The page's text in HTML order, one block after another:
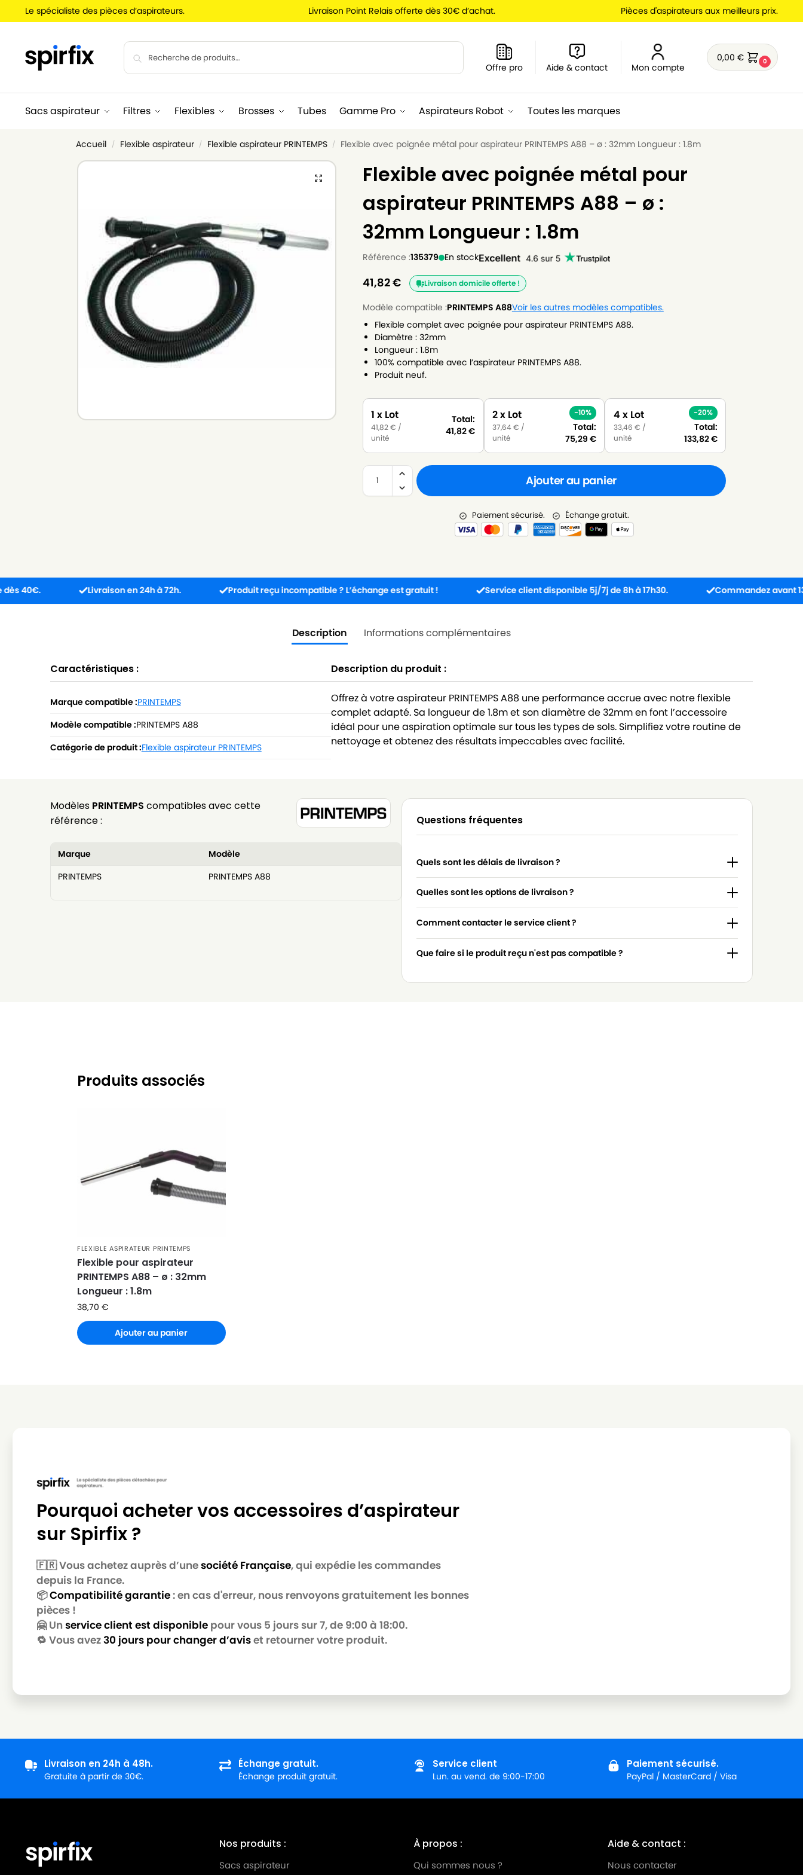
Le spécialiste des pièces d’aspirateurs. Livraison Point Relais offerte dès 30€ d’achat. Pièces d'aspirateurs aux meilleurs prix.
Offre pro Aide & contact Mon compte
0,00€ 0
Sacs aspirateur Filtres Flexibles Brosses Tubes Gamme Pro Aspirateurs Robot Toutes les marques
Accueil / Flexible aspirateur / Flexible aspirateur PRINTEMPS / Flexible avec poignée métal pour aspirateur PRINTEMPS A88 – ø : 32mm Longueur : 1.8m
Flexible avec poignée métal pour
aspirateur PRINTEMPS A88 – ø :
32mm Longueur : 1.8m
Référence :135379 En stock
41,82€ Livraison domicile offerte !
Modèle compatible :PRINTEMPS A88Voir les autres modèles compatibles.
Flexible complet avec poignée pour aspirateur PRINTEMPS A88.
Diamètre : 32mm
Longueur : 1.8m
100% compatible avec l’aspirateur PRINTEMPS A88.
Produit neuf.
1 x Lot
41,82€ /
unité
Total:
41,82€
2 x Lot
37,64€ /
unité
-10%
Total:
75,29 €
4 x Lot
33,46 € /
unité
-20%
Total:
133,82€
Ajouter au panier
Paiement sécurisé. Échange gratuit.
Livraison en 24h à 72h. Produit reçu incompatible ? L’échange est gratuit ! Service client disponible 5j/7j de 8h à 17h30. Commandez avant 13h :
Description Informations complémentaires
Caractéristiques :
Marque compatible :PRINTEMPS
Modèle compatible :PRINTEMPS A88
Catégorie de produit :Flexible aspirateur PRINTEMPS
Description du produit :
Offrez à votre aspirateur PRINTEMPS A88 une performance accrue avec notre flexible
complet adapté. Sa longueur de 1.8m et son diamètre de 32mm en font l’accessoire
idéal pour une aspiration optimale sur tous les types de sols. Simplifiez votre routine de
nettoyage et obtenez des résultats impeccables avec facilité.
Modèles PRINTEMPS compatibles avec cette
référence :
Marque
Modèle
PRINTEMPS
PRINTEMPS A88
Questions fréquentes
Quels sont les délais de livraison ?
Quelles sont les options de livraison ?
Comment contacter le service client ?
Que faire si le produit reçu n'est pas compatible ?
Produits associés
FLEXIBLE ASPIRATEUR PRINTEMPS
Flexible pour aspirateur
PRINTEMPS A88 – ø : 32mm
Longueur : 1.8m
38,70 €
Ajouter au panier
Pourquoi acheter vos accessoires d’aspirateur
sur Spirfix ?
🇫🇷 Vous achetez auprès d’unesociété Française, qui expédie les commandes
depuis la France.
📦Compatibilité garantie: en cas d'erreur, nous renvoyons gratuitement les bonnes
pièces !
🤗 Un service client est disponible pour vous 5 jours sur 7, de 9:00 à 18:00.
🔁 Vous avez30 jours pour changer d’aviset retourner votre produit.
Livraison en 24h à 48h.
Gratuite à partir de 30€.
Échange gratuit.
Échange produit gratuit.
Service client
Lun. au vend. de 9:00-17:00
Paiement sécurisé.
PayPal / MasterCard / Visa
Nos produits :
Sacs aspirateur
À propos :
Qui sommes nous ?
Aide & contact :
Nous contacter